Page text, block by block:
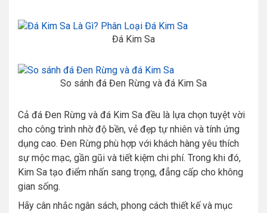
Đá Kim Sa
So sánh đá Đen Rừng và đá Kim Sa
Cả đá Đen Rừng và đá Kim Sa đều là lựa chọn tuyệt vời
cho công trình nhờ độ bền, vẻ đẹp tự nhiên và tính ứng
dụng cao. Đen Rừng phù hợp với khách hàng yêu thích
sự mộc mạc, gần gũi và tiết kiệm chi phí. Trong khi đó,
Kim Sa tạo điểm nhấn sang trọng, đẳng cấp cho không
gian sống.
Hãy cân nhắc ngân sách, phong cách thiết kế và mục